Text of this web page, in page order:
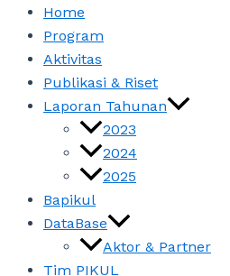
Home
Program
Aktivitas
Publikasi & Riset
Laporan Tahunan
2023
2024
2025
Bapikul
DataBase
Aktor & Partner
Tim PIKUL